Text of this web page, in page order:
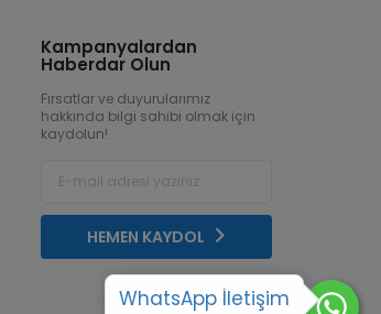
WhatsApp İletişim
Kampanyalardan
Haberdar Olun
Fırsatlar ve duyurularımız
hakkında bilgi sahibi olmak için
kaydolun!
HEMEN KAYDOL